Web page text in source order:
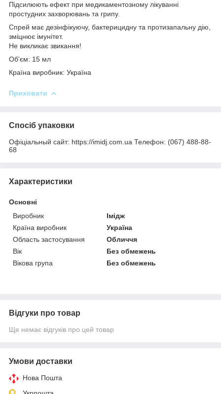
Підсилюють ефект при медикаментозному лікуванні
простудних захворювань та грипу.
Спрей має дезінфікуючу, бактерицидну та протизапальну дію,
зміцнює імунітет.
Не викликає звикання!
Об'єм: 15 мл
Країна виробник: Україна
Приховати
Спосіб упаковки
Офіціальный сайт: https://imidj.com.ua Телефон: (067) 488-88-
68
Характеристики
Основні
Виробник
Імідж
Країна виробник
Україна
Область застосування
Обличчя
Вік
Без обмежень
Вікова група
Без обмежень
Відгуки про товар
Ще немає відгуків про цей товар
Умови доставки
Нова Пошта